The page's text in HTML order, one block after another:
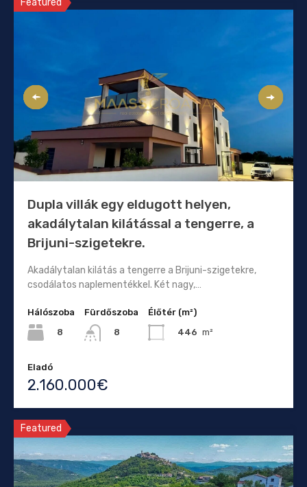
Featured
Dupla villák egy eldugott helyen,
akadálytalan kilátással a tengerre, a
Brijuni-szigetekre.
Akadálytalan kilátás a tengerre a Brijuni-szigetekre,
csodálatos naplementékkel. Két nagy,…
Hálószoba
8
Fürdőszoba
8
Élőtér (m²)
446 m²
Eladó
2.160.000€
Featured